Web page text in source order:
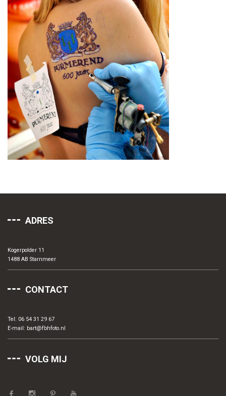
ADRES
Kogerpolder 11
1488 AB Starnmeer
CONTACT
Tel: 06 54 31 29 67
E-mail: bart@fbhfoto.nl
VOLG MIJ